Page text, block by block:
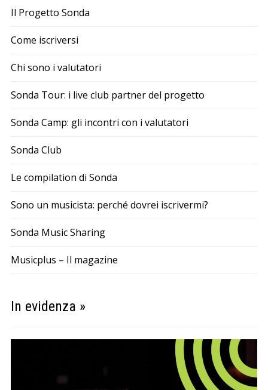
Il Progetto Sonda
Come iscriversi
Chi sono i valutatori
Sonda Tour: i live club partner del progetto
Sonda Camp: gli incontri con i valutatori
Sonda Club
Le compilation di Sonda
Sono un musicista: perché dovrei iscrivermi?
Sonda Music Sharing
Musicplus – Il magazine
In evidenza »